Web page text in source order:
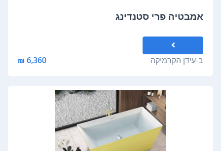
אמבטיה פרי סטנדינג
ב-עידן הקרמיקה 6,360 ₪